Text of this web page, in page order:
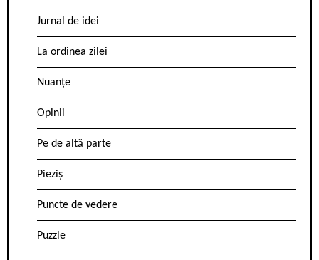
Jurnal de idei
La ordinea zilei
Nuanțe
Opinii
Pe de altă parte
Pieziș
Puncte de vedere
Puzzle